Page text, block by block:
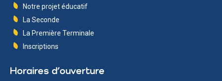
Notre projet éducatif
La Seconde
La Première Terminale
Inscriptions
Horaires d’ouverture